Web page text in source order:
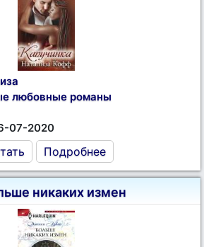
любовные романы
07-2020
Подробнее
никаких измен